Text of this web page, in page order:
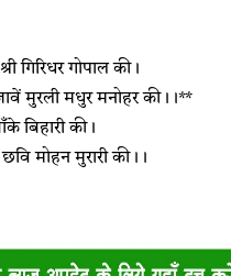
गिरिधर गोपाल की।
मुरली मधुर मनोहर की।।**
बिहारी की।
मोहन मुरारी की।।